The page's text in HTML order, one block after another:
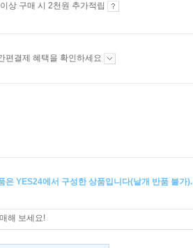
상 구매 시 2천원 추가적립
편결제 혜택을 확인하세요
은 YES24에서 구성한 상품입니다(낱개 반품 불가).
해 보세요!